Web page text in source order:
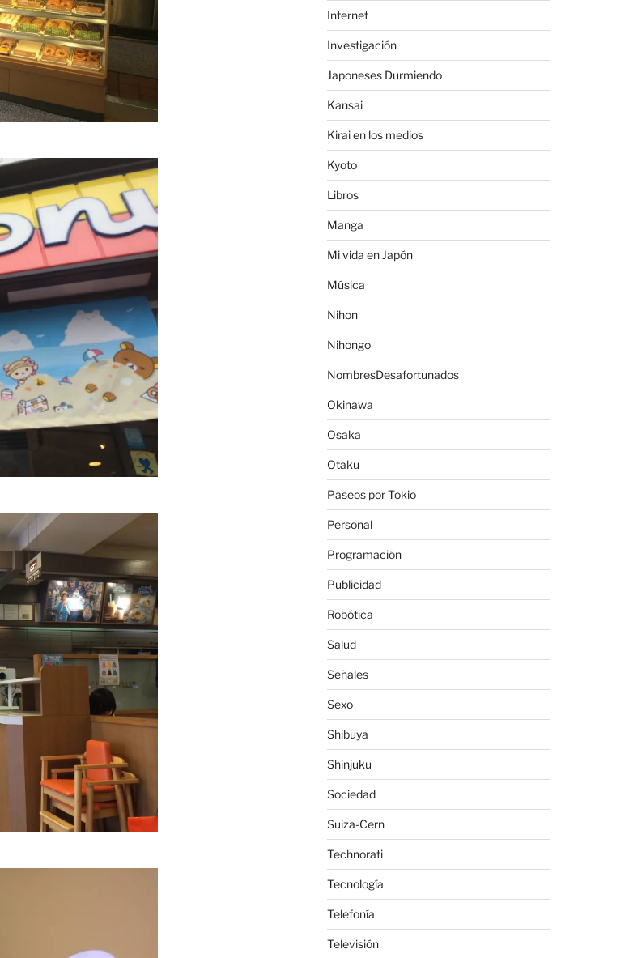
Internet
Investigación
Japoneses Durmiendo
Kansai
Kirai en los medios
Kyoto
Libros
Manga
Mi vida en Japón
Música
Nihon
Nihongo
NombresDesafortunados
Okinawa
Osaka
Otaku
Paseos por Tokio
Personal
Programación
Publicidad
Robótica
Salud
Señales
Sexo
Shibuya
Shinjuku
Sociedad
Suiza-Cern
Technorati
Tecnología
Telefonía
Televisión